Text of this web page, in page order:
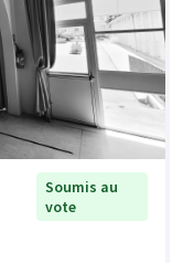
Soumis au
vote